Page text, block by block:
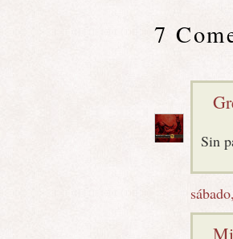
7
Sin